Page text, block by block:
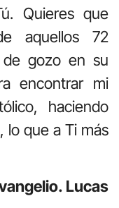
Quieres que
aquellos 72
de gozo en su
encontrar mi
haciendo
lo que a Ti más
Lucas